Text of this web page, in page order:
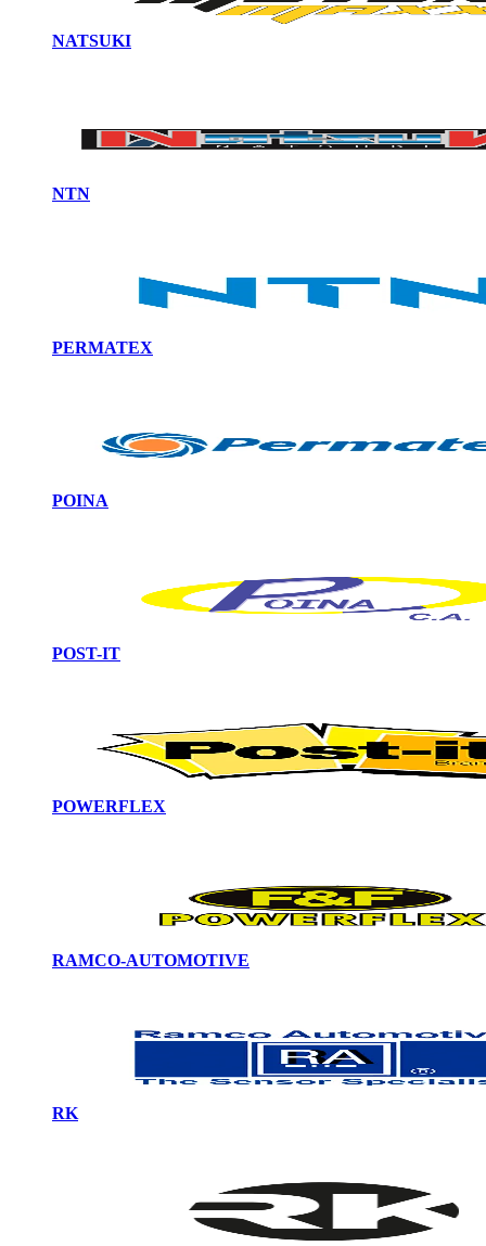
NATSUKI
NTN
PERMATEX
POINA
POST-IT
POWERFLEX
RAMCO-AUTOMOTIVE
RK